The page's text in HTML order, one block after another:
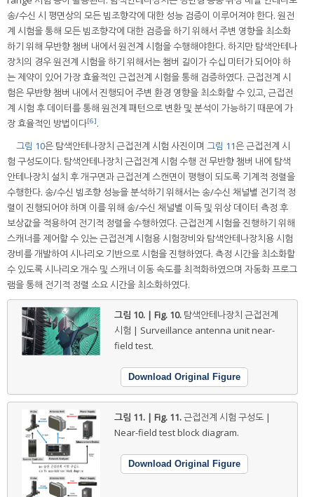
송/수신 시 평면상의 모든 빔조향각에 대한 성능 검증이 이루어져야 한다. 원전
계 시험을 통해 모든 빔조향각에 대한 검증을 하기 위해서 주변 영향을 최소화
하기 위해 무반향 챔버 내에서 원전계 시험을 수행해야한다. 하지만 탐색안테나
장치의 경우 원전계 시험을 하기 위해서는 챔버 길이가 수십 미터가 되어야 하
는 제약이 있어 가장 효율적인 근접전계 시험을 통해 검증하였다. 근접전계 시
험은 무반향 챔버 내에서 진행되어 주변 환경 영향을 최소화할 수 있고, 근접전
계 시험 후 데이터를 통해 원전계 패턴으로 변환 및 분석이 가능하기 때문에 가
장 효율적인 방법이다[6].
그림 10은 탐색안테나장치 근접전계 시험 사진이며 그림 11은 근접전계 시
험 구성도이다. 탐색안테나장치 근접전계 시험 수행 전 무반향 챔버 내에 탐색
안테나장치 설치 후 개구면과 근접전계 스캔면이 평행이 되도록 기계적 정렬을
수행한다. 송/수신 빔조향 성능을 분석하기 위해서는 송/수신 채널별 전기적 정
렬이 진행되어야 하며 이를 위해 송/수신 채널별 이득 및 위상 데이터 측정 후
보상값을 적용하여 전기적 정렬을 수행하였다. 근접전계 시험을 진행하기 위해
스캐너를 제어할 수 있는 근접전계 시험용 시험장비와 탐색안테나장치용 시험
장비를 개발하여 시나리오 기반으로 시험을 진행하였다. 측정 시간을 최소화할
수 있도록 시나리오 개수 및 스캐너 이동 속도를 최적화하였으며 자동화 프로그
램을 통해 전기적 정렬 소요 시간을 최소화하였다.
그림 10. | Fig. 10. 탐색안테나장치 근접전계
시험 | Surveillance antenna unit near-
field test.
Download Original Figure
그림 11. | Fig. 11.근접전계 시험 구성도 |
Near-field test block diagram.
Download Original Figure